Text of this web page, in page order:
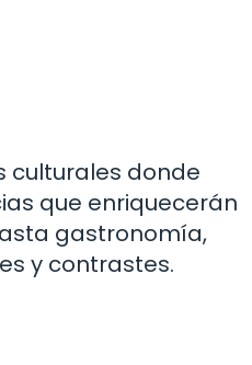
culturales donde
que enriquecerán
gastronomía,
y contrastes.